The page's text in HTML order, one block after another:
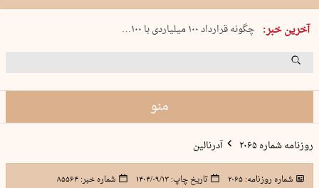
آخرین خبر:
شنبه 17 مرداد 1405 شماره 2244
چگونه قرارداد ۱۰۰ میلیاردی با ۱۰۰…
پنجره‌ای که باز نشد
منو
روزنامه شماره ۲۰۶۵ آدرنالین
شماره روزنامه:۲۰۶۵ تاریخ چاپ:۱۴۰۴/۰۹/۱۳ شماره خبر:۸۵۵۶۴